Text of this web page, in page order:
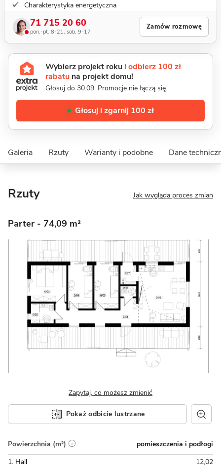
Charakterystyka energetyczna
71 715 20 60
pon.-pt. 8-21, sob. 9-17
Zamów rozmowę
Wybierz projekt roku i odbierz 100 zł
rabatu na projekt domu!
Głosuj do 30.09. Promocje nie łączą się.
Głosuj i zgarnij 100 zł
Galeria Rzuty Warianty i podobne Dane
Rzuty Jak wygląda proces zmian
Parter - 74,09 m²
Zapytaj, co możesz zmienić
Pokaż odbicie lustrzane
Powierzchnia (m²)
pomieszczenia i podłogi
1. Hall
12,02